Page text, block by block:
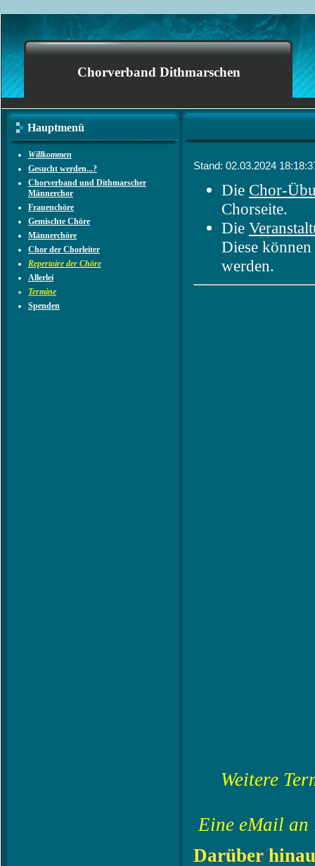
Chorverband Dithmarschen
Hauptmenü
Willkommen
Gesucht werden...?
Chorverband und Dithmarscher
Männerchor
Frauenchöre
Gemischte Chöre
Männerchöre
Chor der Chorleiter
Repertoire der Chöre
Allerlei
Termine
Spenden
Stand: 02.03.2024
Die Chor-
Chorseite.
Die
Diese
werden.
Weitere
Eine eMail an
Darüber